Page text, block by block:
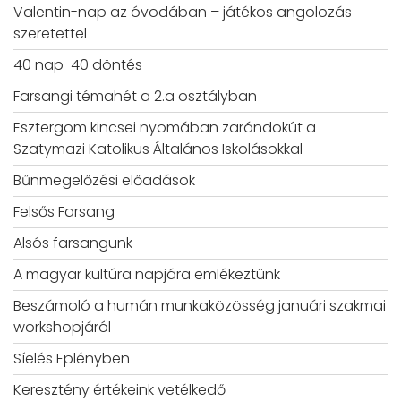
Valentin-nap az óvodában – játékos angolozás
szeretettel
40 nap-40 döntés
Farsangi témahét a 2.a osztályban
Esztergom kincsei nyomában zarándokút a
Szatymazi Katolikus Általános Iskolásokkal
Bűnmegelőzési előadások
Felsős Farsang
Alsós farsangunk
A magyar kultúra napjára emlékeztünk
Beszámoló a humán munkaközösség januári szakmai
workshopjáról
Síelés Eplényben
Keresztény értékeink vetélkedő